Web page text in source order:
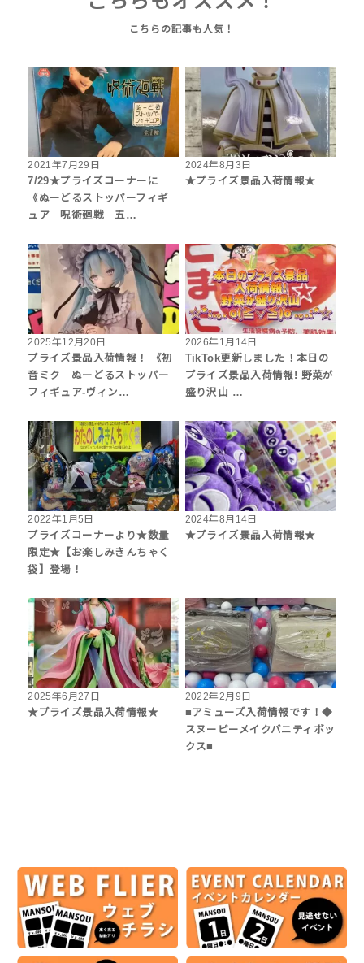
2021年7月29日
7/29★プライズコーナーに
《ぬーどるストッパーフィギ
ュア 呪術廻戦 五…
2024年8月3日
★プライズ景品入荷情報★
2025年12月20日
プライズ景品入荷情報！ 《初
音ミク ぬーどるストッパー
フィギュア-ヴィン…
2026年1月14日
TikTok更新しました！本日の
プライズ景品入荷情報! 野菜が
盛り沢山 …
2022年1月5日
プライズコーナーより★数量
限定★【お楽しみきんちゃく
袋】登場！
2024年8月14日
★プライズ景品入荷情報★
2025年6月27日
★プライズ景品入荷情報★
2022年2月9日
■アミューズ入荷情報です！◆
スヌーピーメイクバニティボッ
クス■